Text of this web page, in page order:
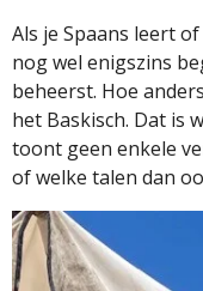
Als je Spaans leert
nog wel enigszins
beheerst. Hoe
het Baskisch. Dat is
toont geen enkele
of welke talen dan